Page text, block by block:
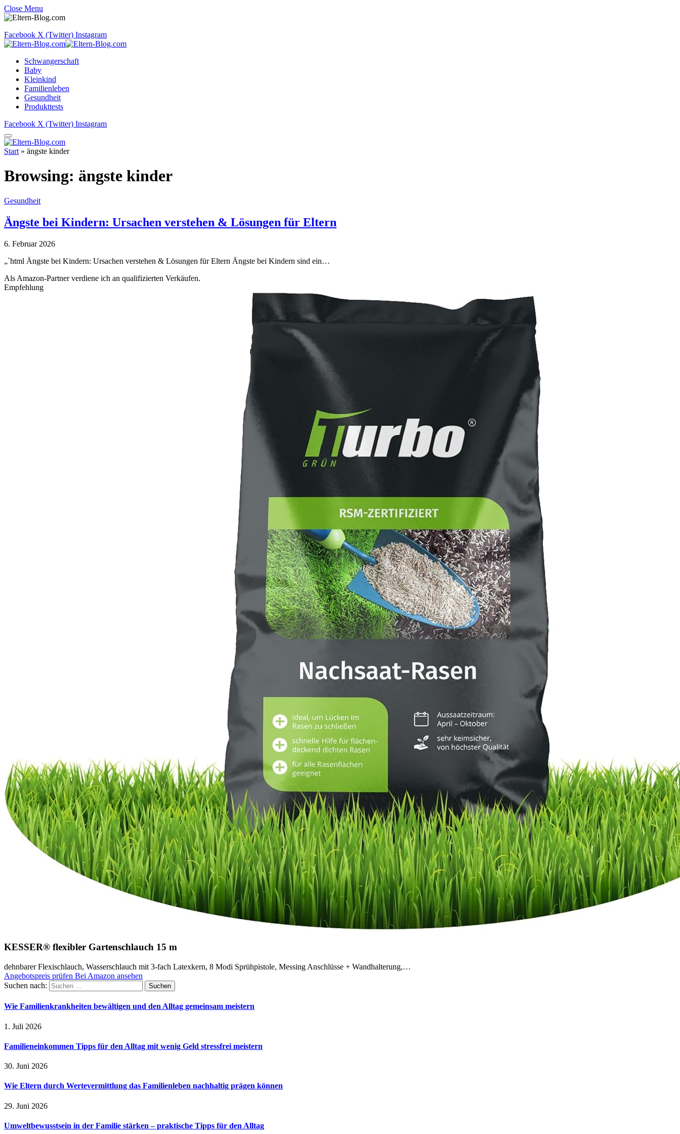
Close Menu
Facebook X (Twitter) Instagram
Schwangerschaft
Baby
Kleinkind
Familienleben
Gesundheit
Produkttests
Facebook X (Twitter) Instagram
Start » ängste kinder
Browsing: ängste kinder
Gesundheit
Ängste bei Kindern: Ursachen verstehen & Lösungen für Eltern
6. Februar 2026
„`html Ängste bei Kindern: Ursachen verstehen & Lösungen für Eltern Ängste bei Kindern sind ein…
Als Amazon-Partner verdiene ich an qualifizierten Verkäufen.
Empfehlung
KESSER® flexibler Gartenschlauch 15 m
dehnbarer Flexischlauch, Wasserschlauch mit 3-fach Latexkern, 8 Modi Sprühpistole, Messing Anschlüsse + Wandhalterung,…
Angebotspreis prüfen Bei Amazon ansehen
Suchen nach:
Wie Familienkrankheiten bewältigen und den Alltag gemeinsam meistern
1. Juli 2026
Familieneinkommen Tipps für den Alltag mit wenig Geld stressfrei meistern
30. Juni 2026
Wie Eltern durch Wertevermittlung das Familienleben nachhaltig prägen können
29. Juni 2026
Umweltbewusstsein in der Familie stärken – praktische Tipps für den Alltag